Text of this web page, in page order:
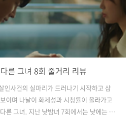
른 그녀 8회 줄거리 리뷰
인사건의 실마리가 드러나기 시작하고 삼
이며 나날이 화제성과 시청률이 올라가고
른 그녀. 지난 낮밤녀 7회에서는 낮에는 임